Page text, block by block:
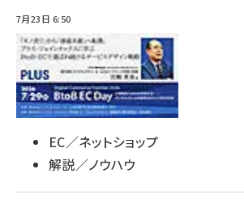
7月23日 6:50
EC／ネットショップ
解説／ノウハウ